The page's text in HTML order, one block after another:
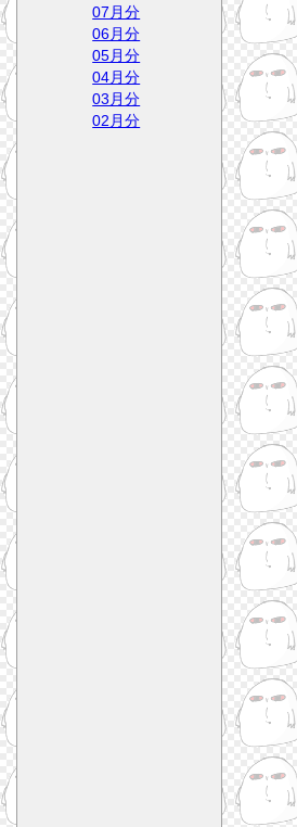
07月分
06月分
05月分
04月分
03月分
02月分